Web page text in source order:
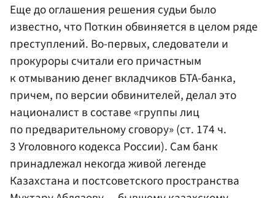
Еще до оглашения решения судьи было
известно, что Поткин обвиняется в целом ряде
преступлений. Во-первых, следователи и
прокуроры считали его причастным
к отмыванию денег вкладчиков БТА-банка,
причем, по версии обвинителей, делал это
националист в составе «группы лиц
по предварительному сговору» (ст. 174 ч.
3 Уголовного кодекса России). Сам банк
принадлежал некогда живой легенде
Казахстана и постсоветского пространства